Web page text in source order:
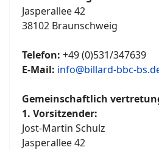
Jasperallee 42
38102 Braunschweig
Telefon: +49 (0)531/347639
E-Mail: info@billard-bbc-
Gemeinschaftlich
1. Vorsitzender:
Jost-Martin Schulz
Jasperallee 42